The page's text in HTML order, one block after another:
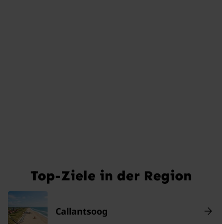
Top-Ziele in der Region
Callantsoog